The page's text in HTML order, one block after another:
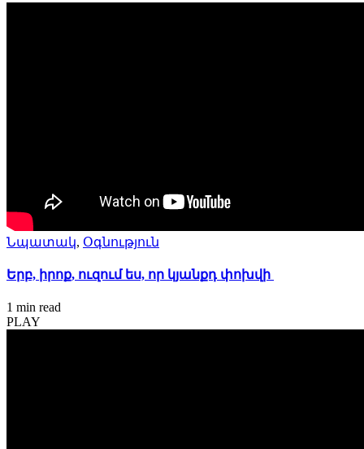
Նպատակ, Օգնություն
Երբ, իրոք, ուզում ես, որ կյանքդ փոխվի
1 min read
PLAY